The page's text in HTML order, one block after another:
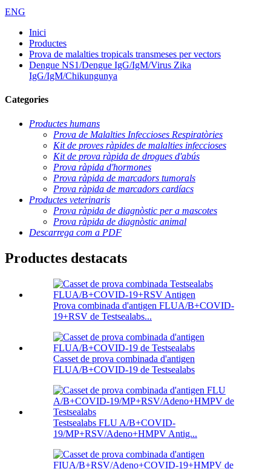
ENG
Inici
Productes
Prova de malalties tropicals transmeses per vectors
Dengue NS1/Dengue IgG/IgM/Virus Zika
IgG/IgM/Chikungunya
Categories
Productes humans
Prova de Malalties Infeccioses Respiratòries
Kit de proves ràpides de malalties infeccioses
Kit de prova ràpida de drogues d'abús
Prova ràpida d'hormones
Prova ràpida de marcadors tumorals
Prova ràpida de marcadors cardíacs
Productes veterinaris
Prova ràpida de diagnòstic per a mascotes
Prova ràpida de diagnòstic animal
Descarrega com a PDF
Productes destacats
Prova combinada d'antigen FLUA/B+COVID-
19+RSV de Testsealabs...
Casset de prova combinada d'antigen
FLUA/B+COVID-19 de Testsealabs
Testsealabs FLU A/B+COVID-
19/MP+RSV/Adeno+HMPV Antig...